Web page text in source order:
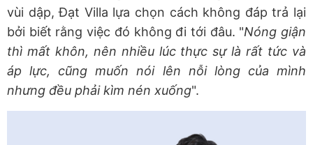
vùi dập, Đạt Villa lựa chọn cách không đáp trả lại
bởi biết rằng việc đó không đi tới đâu. "Nóng giận
thì mất khôn, nên nhiều lúc thực sự là rất tức và
áp lực, cũng muốn nói lên nỗi lòng của mình
nhưng đều phải kìm nén xuống".